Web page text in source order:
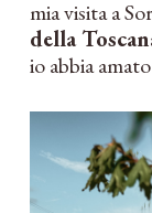
mia visita a
della
io abbia